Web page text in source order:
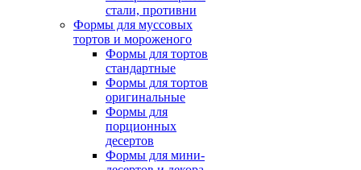
стали, противни
Формы для муссовых
тортов и мороженого
Формы для тортов
стандартные
Формы для тортов
оригинальные
Формы для
порционных
десертов
Формы для мини-